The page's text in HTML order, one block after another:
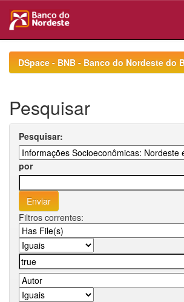
navigationDSpace - BNB - Banco do Nordeste do
Pesquisar
Pesquisar:
por
Filtros correntes: